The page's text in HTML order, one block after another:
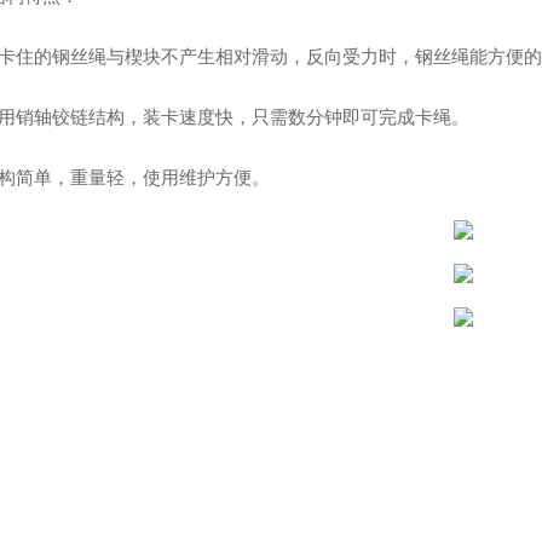
住的钢丝绳与楔块不产生相对滑动，反向受力时，钢丝绳能方便
销轴铰链结构，装卡速度快，只需数分钟即可完成卡绳。
简单，重量轻，使用维护方便。